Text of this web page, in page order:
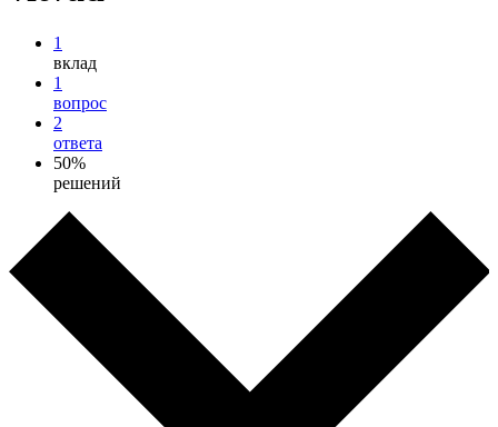
1
вклад
1
вопрос
2
ответа
50%
решений